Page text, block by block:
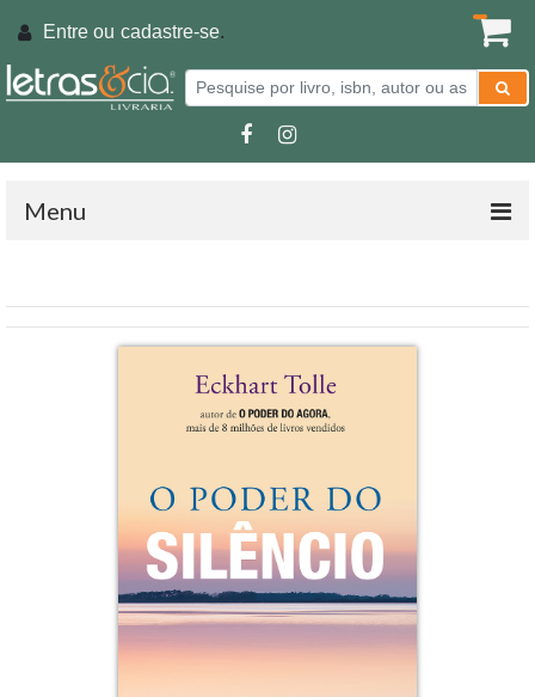
Entre ou cadastre-se.
Menu